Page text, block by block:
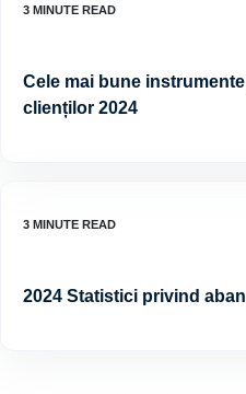
Cele mai bune
clienților 2024
2024 Statistici privind